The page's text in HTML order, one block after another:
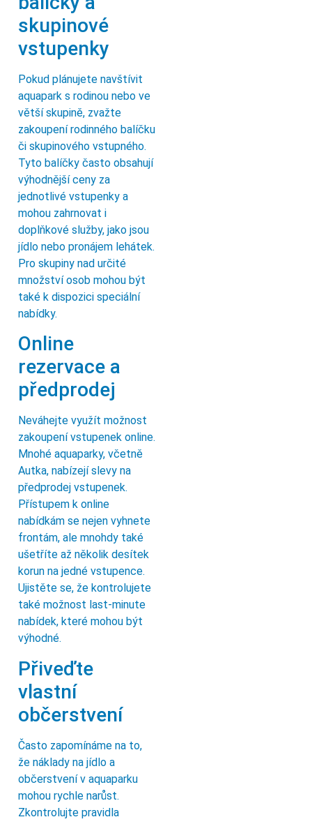
skupinové
vstupenky
Pokud plánujete navštívit
aquapark s rodinou nebo ve
větší skupině, zvažte
zakoupení rodinného balíčku
či skupinového vstupného.
Tyto balíčky často obsahují
výhodnější ceny za
jednotlivé vstupenky a
mohou zahrnovat i
doplňkové služby, jako jsou
jídlo nebo pronájem lehátek.
Pro skupiny nad určité
množství osob mohou být
také k dispozici speciální
nabídky.
Online
rezervace a
předprodej
Neváhejte využít možnost
zakoupení vstupenek online.
Mnohé aquaparky, včetně
Autka, nabízejí slevy na
předprodej vstupenek.
Přístupem k online
nabídkám se nejen vyhnete
frontám, ale mnohdy také
ušetříte až několik desítek
korun na jedné vstupence.
Ujistěte se, že kontrolujete
také možnost last-minute
nabídek, které mohou být
výhodné.
Přiveďte
vlastní
občerstvení
Často zapomínáme na to,
že náklady na jídlo a
občerstvení v aquaparku
mohou rychle narůst.
Zkontrolujte pravidla